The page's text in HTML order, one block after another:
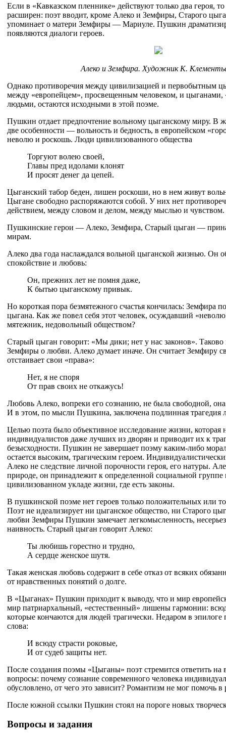
Если в «Кавказском пленнике» действуют только два героя,
расширен: поэт вводит, кроме Алеко и Земфиры, Старого
упоминает о матери Земфиры — Мариуле. Пушкин
появляются диалоги героев.
Алеко и Земфира. Художник К.
Однако противоречия между цивилизацией и первобытным
между «европейцем», просвещенным человеком, и
людьми, остаются исходными в этой поэме.
Пушкин отдает предпочтение вольному цыганскому миру. В
две особенности — вольность и бедность, в европейском
неволю и роскошь. Люди цивилизованного общества
Торгуют волею своей,
Главы пред идолами клонят
И просят денег да цепей.
Цыганский табор беден, лишен роскоши, но в нем живут
Цыгане свободно распоряжаются собой. У них нет
действием, между словом и делом, между мыслью и чувством.
Пушкинские герои — Алеко, Земфира, Старый цыган —
мирам.
Алеко два года наслаждался вольной цыганской жизнью. Он
спокойствие и любовь:
Он, прежних лет не помня даже,
К бытью цыганскому привык.
Но короткая пора безмятежного счастья кончилась: Земфира
цыгана. Как же повел себя этот человек, осуждавший
мятежник, недовольный обществом?
Старый цыган говорит: «Мы дики; нет у нас законов». Таково
Земфиры о любви. Алеко думает иначе. Он считает Земфиру
отстаивает свои «права»:
Нет, я не споря
От прав своих не откажусь!
Любовь Алеко, вопреки его сознанию, не была свободной, она
И в этом, по мысли Пушкина, заключена подлинная трагедия
Целью поэта было объективное исследование жизни, которая
индивидуалистов даже лучших из дворян и приводит их к
безысходности. Пушкин не завершает поэму каким-либо
остается высоким, трагическим героем.
Алеко не следствие личной порочности героя, его натуры.
природе, он принадлежит к определенной социальной группе
цивилизованном укладе жизни, где есть законы.
В пушкинской поэме нет героев только положительных или
Поэт не идеализирует ни цыганское общество, ни Старого
любви Земфиры Пушкин замечает легкомысленность,
наивность. Старый цыган говорит Алеко:
Ты любишь горестно и трудно,
А сердце женское шутя.
Такая женская любовь содержит в себе отказ от всяких
от нравственных понятий о долге.
В «Цыганах» Пушкин приходит к выводу, что и мир
мир патриархальный, «естественный» лишены гармонии:
которые кончаются для людей трагически. Недаром в эпилоге
слова:
И всюду страсти роковые,
И от судеб защиты нет.
После создания поэмы «Цыганы» поэт стремится ответить
вопросы: почему сознание современного человека
обусловлено, от чего это зависит? Романтизм не мог помочь
После южной ссылки Пушкин стоял на пороге новых
Вопросы и задания